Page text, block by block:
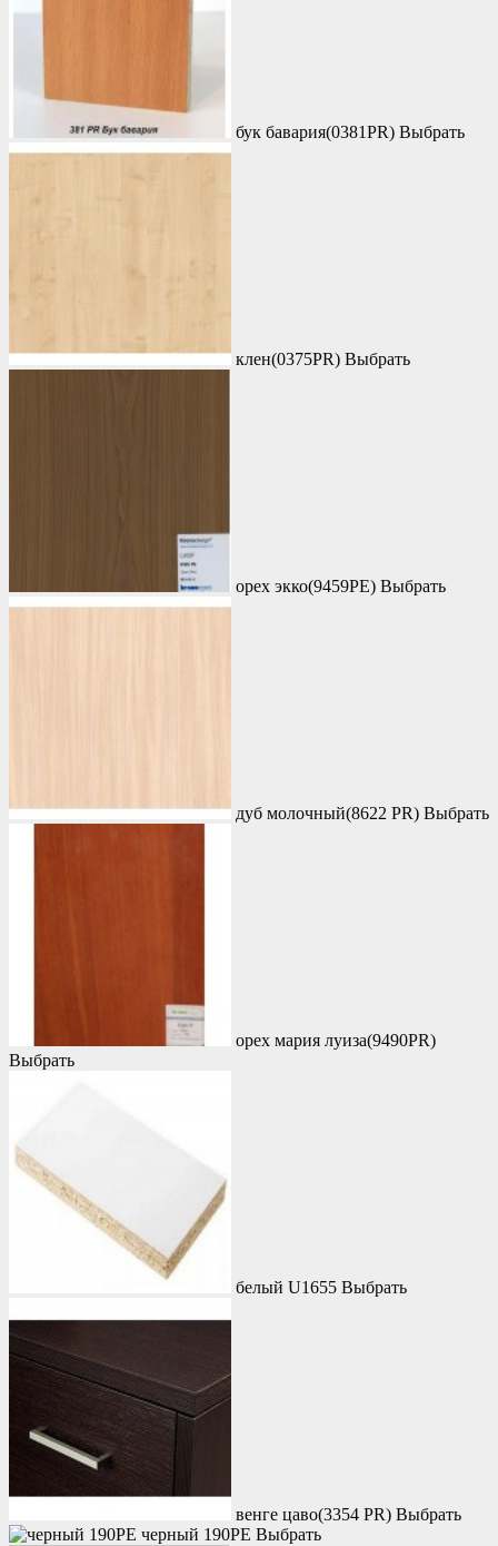
бук бавария(0381PR) Выбрать
клен(0375PR) Выбрать
орех экко(9459PE) Выбрать
дуб молочный(8622 PR) Выбрать
орех мария луиза(9490PR)
Выбрать
белый U1655 Выбрать
венге цаво(3354 PR) Выбрать
черный 190PE Выбрать